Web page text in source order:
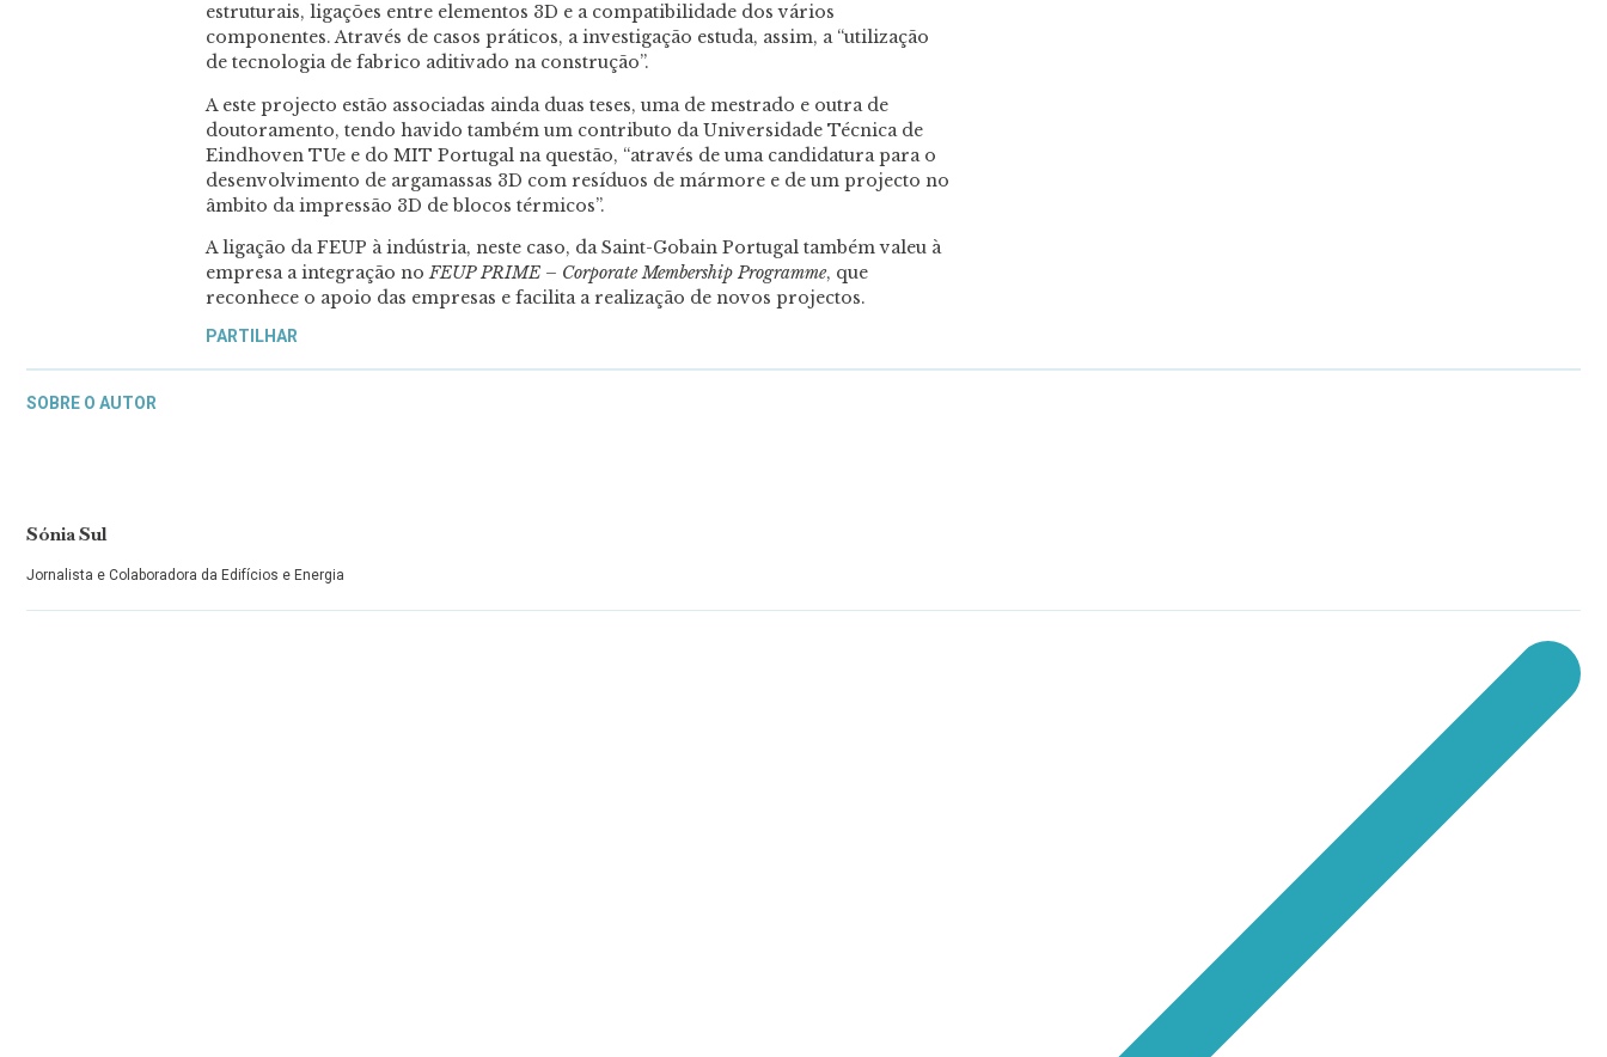
estruturais, ligações entre elementos 3D e a compatibilidade dos vários
componentes. Através de casos práticos, a investigação estuda, assim, a “utilização
de tecnologia de fabrico aditivado na construção”.
A este projecto estão associadas ainda duas teses, uma de mestrado e outra de
doutoramento, tendo havido também um contributo da Universidade Técnica de
Eindhoven TUe e do MIT Portugal na questão, “através de uma candidatura para o
desenvolvimento de argamassas 3D com resíduos de mármore e de um projecto no
âmbito da impressão 3D de blocos térmicos”.
A ligação da FEUP à indústria, neste caso, da Saint-Gobain Portugal também valeu à
empresa a integração noFEUP PRIME – Corporate Membership Programme, que
reconhece o apoio das empresas e facilita a realização de novos projectos.
PARTILHAR
SOBRE O AUTOR
Sónia Sul
Jornalista e Colaboradora da Edifícios e Energia